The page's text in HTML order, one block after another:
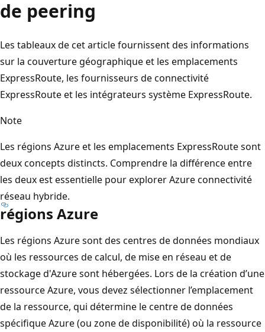
de peering
Les tableaux de cet article fournissent des informations
sur la couverture géographique et les emplacements
ExpressRoute, les fournisseurs de connectivité
ExpressRoute et les intégrateurs système ExpressRoute.
Note
Les régions Azure et les emplacements ExpressRoute sont
deux concepts distincts. Comprendre la différence entre
les deux est essentielle pour explorer Azure connectivité
réseau hybride.
régions Azure
Les régions Azure sont des centres de données mondiaux
où les ressources de calcul, de mise en réseau et de
stockage d'Azure sont hébergées. Lors de la création d’une
ressource Azure, vous devez sélectionner l’emplacement
de la ressource, qui détermine le centre de données
spécifique Azure (ou zone de disponibilité) où la ressource